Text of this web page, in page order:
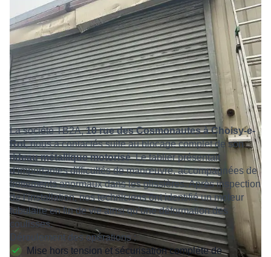
La société TB2A,10 rue des Cosmonautes à Choisy-e-
Roi, nous a contactés suite au blocage complet de son
rideau métallique motorisé. Le tablier présentait
d’importantes difficultés de manœuvre, accompagnées de
frottements anormaux dans les glissières. Après inspection
de l’installation, nos techniciens ont identifié un moteur
tubulaire en fin de vie ainsi qu’une déformation des
coulisses.
Déroulement des opérations :
Mise hors tension et sécurisation complète de